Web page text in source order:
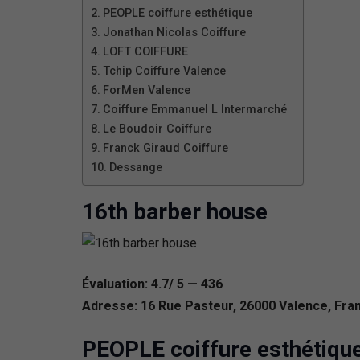
PEOPLE coiffure esthétique
Jonathan Nicolas Coiffure
LOFT COIFFURE
Tchip Coiffure Valence
ForMen Valence
Coiffure Emmanuel L Intermarché
Le Boudoir Coiffure
Franck Giraud Coiffure
Dessange
16th barber house
Évaluation: 4.7/ 5 — 436
Adresse: 16 Rue Pasteur, 26000 Valence,
PEOPLE coiffure